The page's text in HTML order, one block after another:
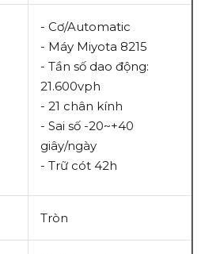
- Cơ/Automatic
- Máy Miyota 8215
- Tần số dao động:
21.600vph
- 21 chân kính
- Sai số -20~+40
giây/ngày
- Trữ cót 42h
Tròn